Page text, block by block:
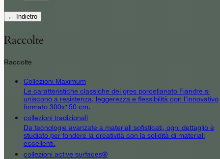
← Indietro
Raccolte
Raccolte
Collezioni Maximum
Le caratteristiche classiche del gres porcellanato Fiandre si
uniscono a resistenza, leggerezza e flessibilità con l’innovativo
formato 300x150 cm.
collezioni tradizionali
Da tecnologie avanzate a materiali sofisticati, ogni dettaglio è
studiato per fondere la creatività con la solidità di materiali
eccellenti.
collezioni active surfaces®